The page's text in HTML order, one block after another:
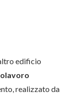
edificio
realizzato da